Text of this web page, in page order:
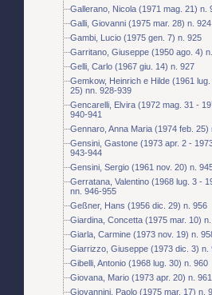
Gallerano, Nicola (1971 mag. 21) n.
Galli, Giovanni (1975 mar. 28) n. 924
Gambi, Lucio (1975 gen. 7) n. 925
Garritano, Giuseppe (1950 ago. 4)
Gelli, Carlo (1967 giu. 14) n. 927
Gemkow, Heinrich e Hilde (1961 lug.
25) nn. 928-939
Gencarelli, Elvira (1972 mag. 31 -
940-941
Gennaro, Anna Maria (1974 feb. 25)
Gensini, Gastone (1973 apr. 2 -
943-944
Gensini, Sergio (1961 nov. 20) n.
Gerratana, Valentino (1968 lug. 3 -
nn. 946-955
Geßner, Hans (1956 dic. 29) n. 956
Giardina, Concetta (1975 mar. 10)
Giarla, Carmine (1973 nov. 19) n.
Giarrizzo, Giuseppe (1973 dic. 3) n.
Gibelli, Antonio (1968 lug. 30) n. 960
Giovana, Mario (1973 apr. 20) n. 961
Giovannini, Paolo (1975 mar. 17) n.